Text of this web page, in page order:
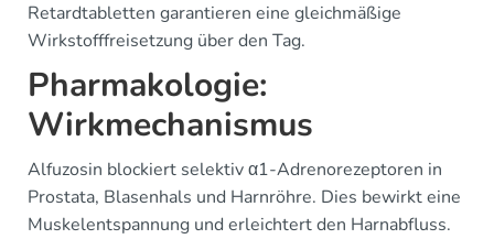
Retardtabletten garantieren eine gleichmäßige
Wirkstofffreisetzung über den Tag.
Pharmakologie:
Wirkmechanismus
Alfuzosin blockiert selektiv α1-Adrenorezeptoren in
Prostata, Blasenhals und Harnröhre. Dies bewirkt eine
Muskelentspannung und erleichtert den Harnabfluss.